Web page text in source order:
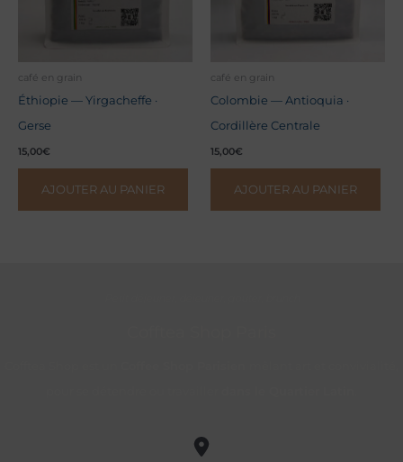
café en grain
Éthiopie — Yirgacheffe ·
Gerse
15,00€
AJOUTER AU PANIER
café en grain
Colombie — Antioquia ·
Cordillère Centrale
15,00€
AJOUTER AU PANIER